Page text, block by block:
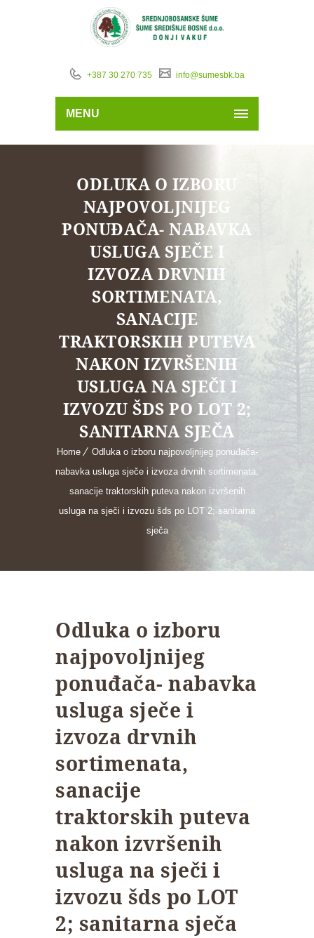
+387 30 270 735 info@sumesbk.ba
MENU
ODLUKA O IZBORU
NAJPOVOLJNIJEG
PONUĐAČA- NABAVKA
USLUGA SJEČE I
IZVOZA DRVNIH
SORTIMENATA,
SANACIJE
TRAKTORSKIH PUTEVA
NAKON IZVRŠENIH
USLUGA NA SJEČI I
IZVOZU ŠDS PO LOT 2;
SANITARNA SJEČA
Home
Odluka o izboru najpovoljnijeg ponuđača-
nabavka usluga sječe i izvoza drvnih sortimenata,
sanacije traktorskih puteva nakon izvršenih
usluga na sječi i izvozu šds po LOT 2; sanitarna
sječa
Odluka o izboru
najpovoljnijeg
ponuđača- nabavka
usluga sječe i
izvoza drvnih
sortimenata,
sanacije
traktorskih puteva
nakon izvršenih
usluga na sječi i
izvozu šds po LOT
2; sanitarna sječa